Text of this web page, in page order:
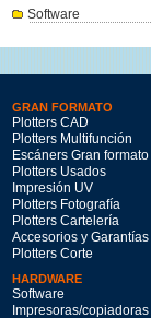
Software
GRAN FORMATO
Plotters CAD
Plotters Multifunción
Escáners Gran formato
Plotters Usados
Impresión UV
Plotters Fotografía
Plotters Cartelería
Accesorios y Garantías
Plotters Corte
HARDWARE
Software
Impresoras/copiadoras